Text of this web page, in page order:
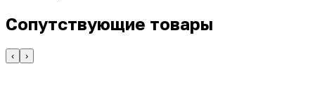
Сопутствующие товары
‹ ›